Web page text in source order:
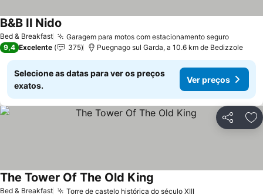
Bed & Breakfast Garagem para motos com estacionamento seguroVer
B&B Il Nido
9,4 Excelente 375 Puegnago sul Garda, a 10.6 km de Bedizzole
Selecione as datas para ver os preços
exatos.
Ver preços
Partilhar
Bed & Breakfast Torre de castelo histórica do século XIIIVer preços
The Tower Of The Old King